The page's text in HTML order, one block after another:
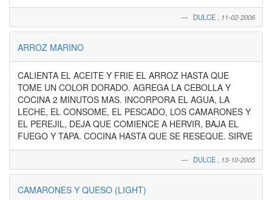
DULCE 11-02-2006
ARROZ MARINO
CALIENTA EL ACEITE Y FRIE EL ARROZ HASTA QUE
TOME UN COLOR DORADO. AGREGA LA CEBOLLA Y
COCINA 2 MINUTOS MAS. INCORPORA EL AGUA, LA
LECHE, EL CONSOME, EL PESCADO, LOS CAMARONES Y
EL PEREJIL, DEJA QUE COMIENCE A HERVIR, BAJA EL
FUEGO Y TAPA. COCINA HASTA QUE SE RESEQUE. SIRVE
DULCE 13-10-2005
CAMARONES Y QUESO (LIGHT)